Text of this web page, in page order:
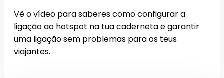
Vê o vídeo para saberes como configurar a
ligação ao hotspot na tua caderneta e garantir
uma ligação sem problemas para os teus
viajantes.